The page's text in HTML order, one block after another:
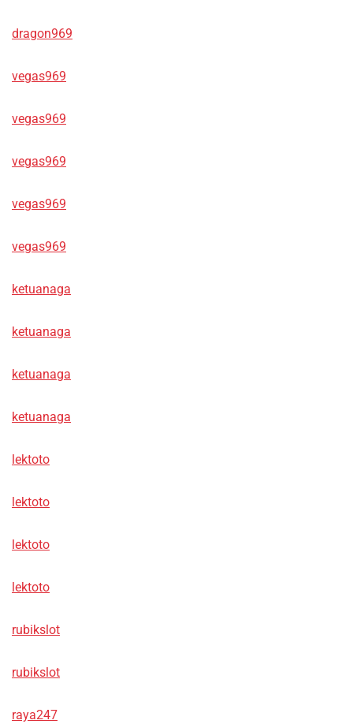
dragon969
vegas969
vegas969
vegas969
vegas969
vegas969
ketuanaga
ketuanaga
ketuanaga
ketuanaga
lektoto
lektoto
lektoto
lektoto
rubikslot
rubikslot
raya247